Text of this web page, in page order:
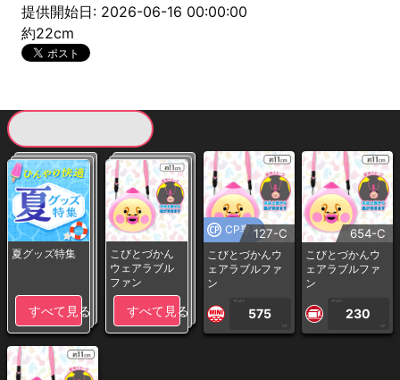
提供開始日: 2026-06-16 00:00:00
約22cm
夏グッズ特集
すべて見る
こびとづかん
ウェアラブル
ファン
すべて見る
CP専用127-C
こびとづかんウ
ェアラブルファ
ン
1PLAY
575
CP
654-C
こびとづかんウ
ェアラブルファ
ン
1PLAY
230
CP